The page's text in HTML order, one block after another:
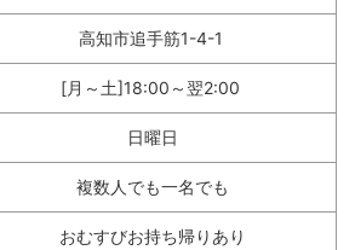
高知市追手筋1-4-1
[月～土]18:00～翌2:00
日曜日
複数人でも一名でも
おむすびお持ち帰りあり